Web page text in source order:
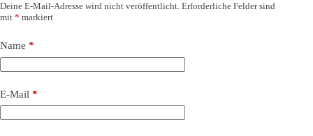
Deine E-Mail-Adresse wird nicht veröffentlicht. Erforderliche Felder sind
mit * markiert
Name *
E-Mail *